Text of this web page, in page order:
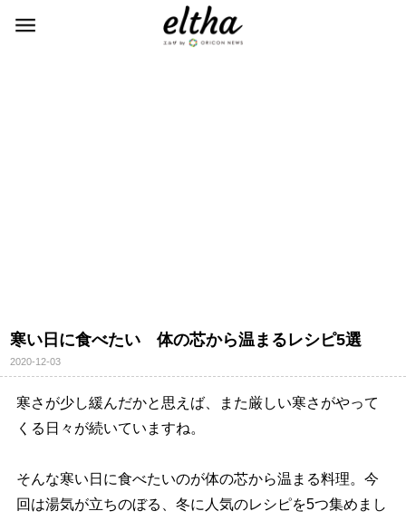
寒い日に食べたい 体の芯から温まるレシピ5選
2020-12-03
寒さが少し緩んだかと思えば、また厳しい寒さがやって
くる日々が続いていますね。
そんな寒い日に食べたいのが体の芯から温まる料理。今
回は湯気が立ちのぼる、冬に人気のレシピを5つ集めまし